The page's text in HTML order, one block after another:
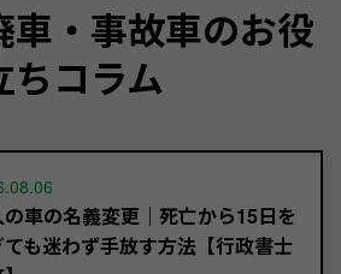
車・事故車のお役
ちコラム
車の名義変更｜死亡から15日を
も迷わず手放す方法【行政書士